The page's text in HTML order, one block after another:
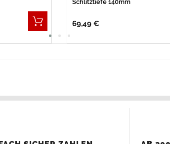
Schlitztiefe 140mm
69,49 €